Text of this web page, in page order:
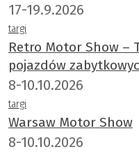
17-19.9.2026
targi
Retro Motor Show –
pojazdów
8-10.10.2026
targi
Warsaw Motor Show
8-10.10.2026